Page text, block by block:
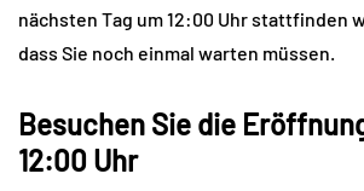
nächsten Tag um 12:00 Uhr stattfinden
dass Sie noch einmal warten müssen.
Besuchen Sie die
12:00 Uhr